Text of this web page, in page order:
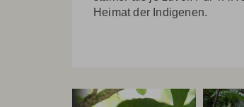
Heimat der Indigenen.